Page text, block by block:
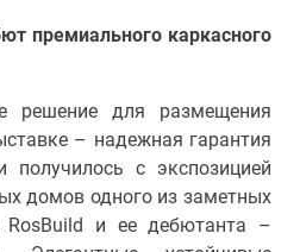
премиального каркасного
решение для размещения
– надежная гарантия
с экспозицией
домов одного из заметных
RosBuild и ее дебютанта –